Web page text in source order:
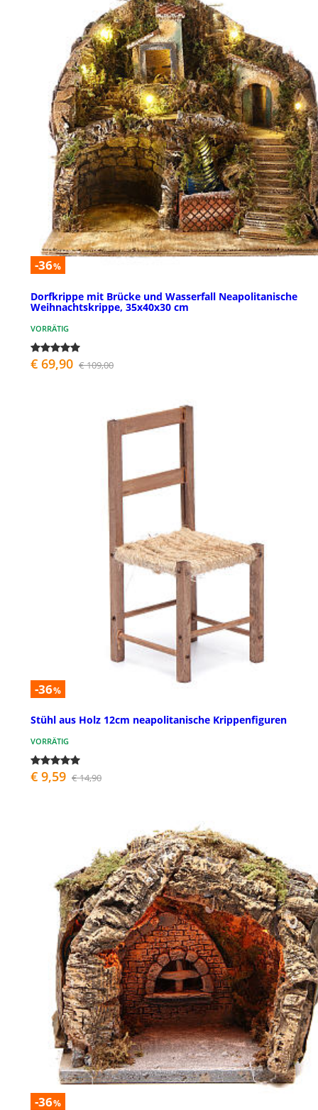
-36%
Dorfkrippe mit Brücke und Wasserfall Neapolitanische
Weihnachtskrippe, 35x40x30 cm
VORRÄTIG
€ 69,90 € 109,00
-36%
Stühl aus Holz 12cm neapolitanische Krippenfiguren
VORRÄTIG
€ 9,59 € 14,90
-36%